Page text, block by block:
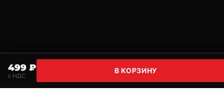
499 ₽
с НДС
В КОРЗИНУ
Главная Поиск Корзина Избранное